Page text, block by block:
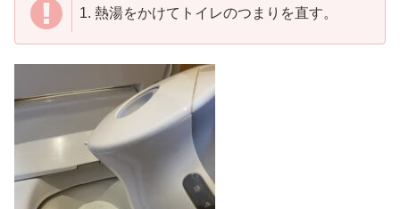
1. 熱湯をかけてトイレのつまりを直す。